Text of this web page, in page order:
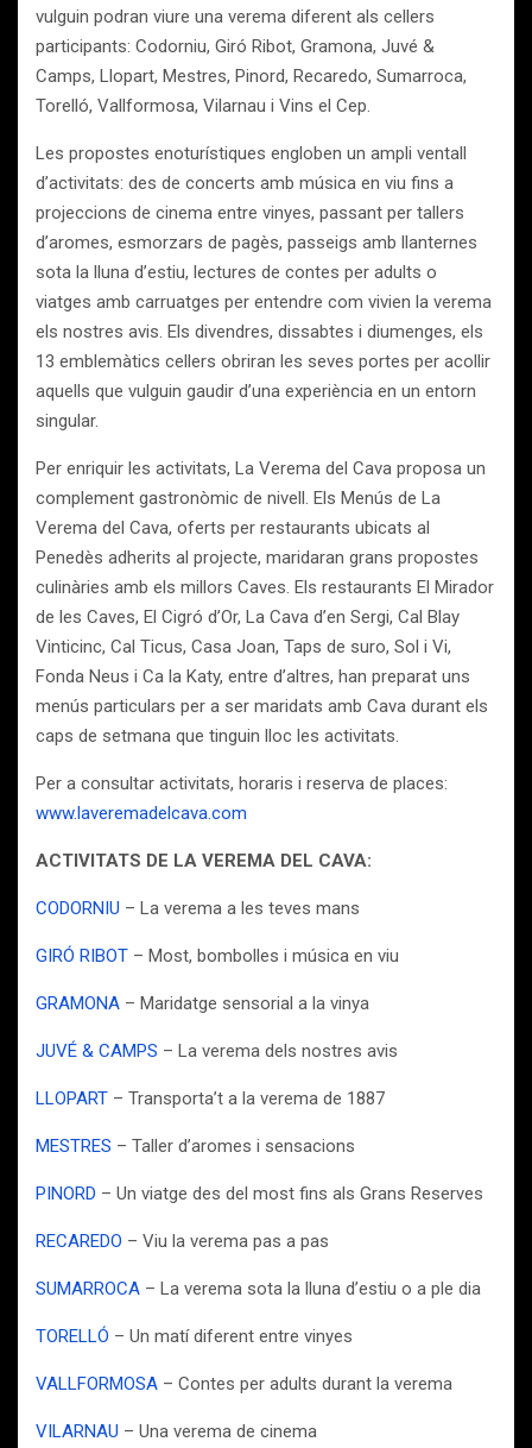
vulguin podran viure una verema diferent als cellers
participants: Codorniu, Giró Ribot, Gramona, Juvé &
Camps, Llopart, Mestres, Pinord, Recaredo, Sumarroca,
Torelló, Vallformosa, Vilarnau i Vins el Cep.
Les propostes enoturístiques engloben un ampli ventall
d’activitats: des de concerts amb música en viu fins a
projeccions de cinema entre vinyes, passant per tallers
d’aromes, esmorzars de pagès, passeigs amb llanternes
sota la lluna d’estiu, lectures de contes per adults o
viatges amb carruatges per entendre com vivien la verema
els nostres avis. Els divendres, dissabtes i diumenges, els
13 emblemàtics cellers obriran les seves portes per acollir
aquells que vulguin gaudir d’una experiència en un entorn
singular.
Per enriquir les activitats, La Verema del Cava proposa un
complement gastronòmic de nivell. Els Menús de La
Verema del Cava, oferts per restaurants ubicats al
Penedès adherits al projecte, maridaran grans propostes
culinàries amb els millors Caves. Els restaurants El Mirador
de les Caves, El Cigró d’Or, La Cava d’en Sergi, Cal Blay
Vinticinc, Cal Ticus, Casa Joan, Taps de suro, Sol i Vi,
Fonda Neus i Ca la Katy, entre d’altres, han preparat uns
menús particulars per a ser maridats amb Cava durant els
caps de setmana que tinguin lloc les activitats.
Per a consultar activitats, horaris i reserva de places:
www.laveremadelcava.com
ACTIVITATS DE LA VEREMA DEL CAVA:
CODORNIU – La verema a les teves mans
GIRÓ RIBOT – Most, bombolles i música en viu
GRAMONA – Maridatge sensorial a la vinya
JUVÉ & CAMPS – La verema dels nostres avis
LLOPART – Transporta’t a la verema de 1887
MESTRES – Taller d’aromes i sensacions
PINORD – Un viatge des del most fins als Grans Reserves
RECAREDO – Viu la verema pas a pas
SUMARROCA – La verema sota la lluna d’estiu o a ple dia
TORELLÓ – Un matí diferent entre vinyes
VALLFORMOSA – Contes per adults durant la verema
VILARNAU – Una verema de cinema